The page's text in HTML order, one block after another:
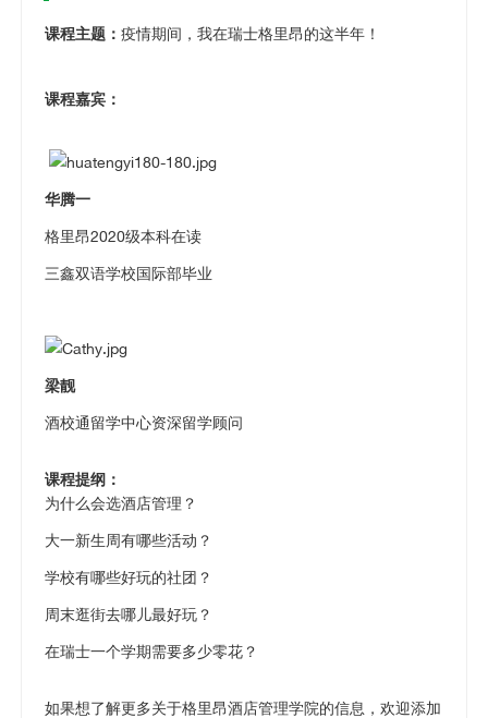
课程主题： 疫情期间，我在瑞士格里昂的这半年！
课程嘉宾：
华腾一
格里昂2020级本科在读
三鑫双语学校国际部毕业
梁靓
酒校通留学中心资深留学顾问
课程提纲：
为什么会选酒店管理？
大一新生周有哪些活动？
学校有哪些好玩的社团？
周末逛街去哪儿最好玩？
在瑞士一个学期需要多少零花？
如果想了解更多关于格里昂酒店管理学院的信息，欢迎添加